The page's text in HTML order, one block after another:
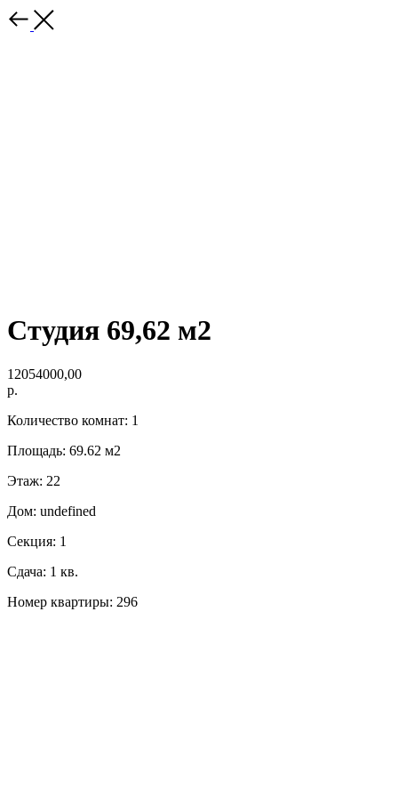
Студия 69,62 м2
12054000,00
р.
Количество комнат: 1
Площадь: 69.62 м2
Этаж: 22
Дом: undefined
Секция: 1
Сдача: 1 кв.
Номер квартиры: 296